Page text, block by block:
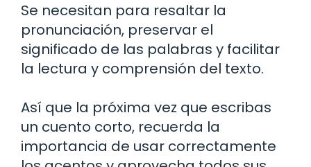
Se necesitan para resaltar la
pronunciación, preservar el
significado de las palabras y facilitar
la lectura y comprensión del texto.
Así que la próxima vez que escribas
un cuento corto, recuerda la
importancia de usar correctamente